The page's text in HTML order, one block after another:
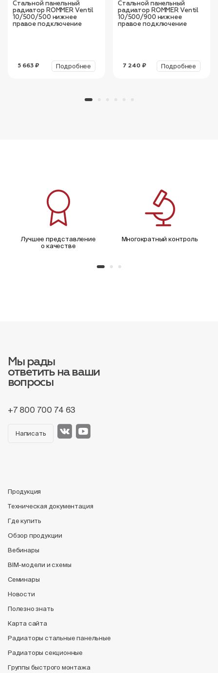
Стальной панельный
радиатор ROMMER Ventil
10/500/500 нижнее
правое подключение
5 663 ₽ Подробнее
Стальной панельный
радиатор ROMMER Ventil
10/500/900 нижнее
правое подключение
7 240 ₽ Подробнее
Лучшее представление
о качестве
Многократный контроль
Мы рады
ответить на ваши
вопросы
+7 800 700 74 63
Написать
Продукция
Техническая документация
Где купить
Обзор продукции
Вебинары
BIM-модели и схемы
Семинары
Новости
Полезно знать
Карта сайта
Радиаторы стальные панельные
Радиаторы секционные
Группы быстрого монтажа